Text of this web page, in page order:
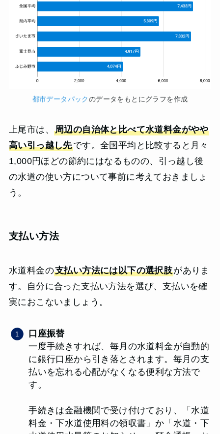
都市データパックのデータをもとにグラフを作成
上尾市は、 周辺の自治体と比べて水道料金がやや
高い引っ越し先です。全国平均と比較すると月々
1,000円ほどの節約にはなるものの、引っ越し後
の水道の使い方について事前に考えておきましょ
う。
支払い方法
水道料金の支払い方法には以下の選択肢がありま
す。自分に合った支払い方法を選び、支払いを確
実におこないましょう。
口座振替
一度手続きすれば、毎月の水道料金が自動的
に銀行口座から引き落とされます。毎月の支
払いを忘れる心配がなくなる便利な方法で
す。
手続きは金融機関で受け付けており、「水道
料金・下水道使用料の領収書」か「水道・下